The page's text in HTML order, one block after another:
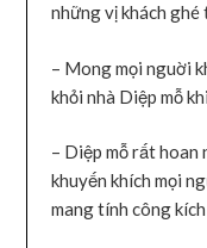
những vị khách ghé
– Mong mọi nguời
khỏi nhà Diệp mỗ
– Diệp mỗ rất hoan
khuyến khích mọi
mang tính công